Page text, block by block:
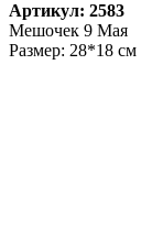
Артикул: 2583
Мешочек 9 Мая
Размер: 28*18 см